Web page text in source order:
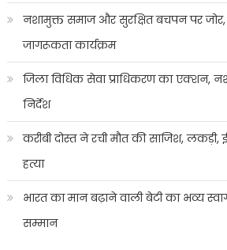
नशामुक्त समाज और सुरक्षित बचपन पर
जागरूकता कार्यक्रम
जिला विधिक सेवा प्राधिकरण का एक्शन,
निर्देश
करीबी दोस्त ने रची मौत की साजिश,
हत्या
भारत का मान बढ़ाने वाली बेटी का भव्य
सम्मान